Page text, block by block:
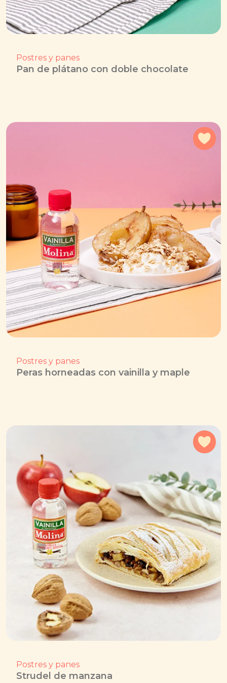
Postres y panes
Pan de plátano con doble chocolate
Postres y panes
Peras horneadas con vainilla y maple
Postres y panes
Strudel de manzana